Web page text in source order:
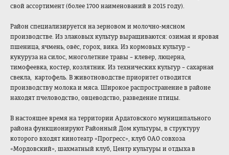
свой ассортимент (более 1700 наименований в 2015 году).
Район специализируется на зерновом и молочно-мясном
производстве. Из злаковых культур выращиваются: озимая и яровая
пшеница, ячмень, овёс, горох, вика. Из кормовых культур –
кукуруза на силос, многолетние травы – клевер, люцерна,
тимофеевка, костер, козлятник. Из технических культур – сахарная
свекла, картофель. В животноводстве приоритет отводится
производству молока и мяса. Широкое распространение в районе
находят пчеловодство, овцеводство, разведение птицы.
В настоящее время на территории Ардатовского муниципального
района функционируют Районный Дом культуры, в структуру
которого входят кинотеатр «Прогресс», клуб ОАО совхоза
«Мордовский», шахматный клуб, Центр культуры и отдыха в